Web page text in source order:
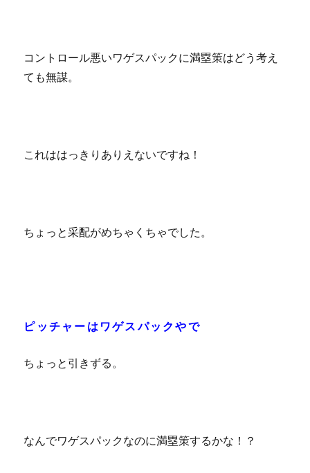
コントロール悪いワゲスパックに満塁策はどう考え
ても無謀。
これははっきりありえないですね！
ちょっと采配がめちゃくちゃでした。
ピッチャーはワゲスパックやで
ちょっと引きずる。
なんでワゲスパックなのに満塁策するかな！？